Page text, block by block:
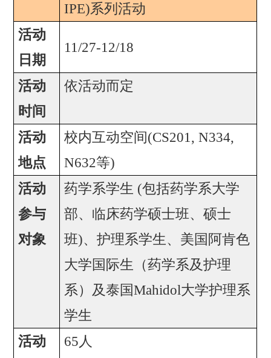
IPE)系列活动
活动
日期
11/27-12/18
活动
时间
依活动而定
活动
地点
校内互动空间(CS201, N334,
N632等)
活动
参与
对象
药学系学生 (包括药学系大学
部、临床药学硕士班、硕士
班)、护理系学生、美国阿肯色
大学国际生（药学系及护理
系）及泰国Mahidol大学护理系
学生
活动
65 人